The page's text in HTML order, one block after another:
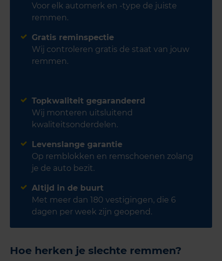
Voor elk automerk en -type de juiste
remmen.
Gratis reminspectie
Wij controleren gratis de staat van jouw
remmen.
Topkwaliteit gegarandeerd
Wij monteren uitsluitend
kwaliteitsonderdelen.
Levenslange garantie
Op remblokken en remschoenen zolang
je de auto bezit.
Altijd in de buurt
Met meer dan 180 vestigingen, die 6
dagen per week zijn geopend.
Hoe herken je slechte remmen?